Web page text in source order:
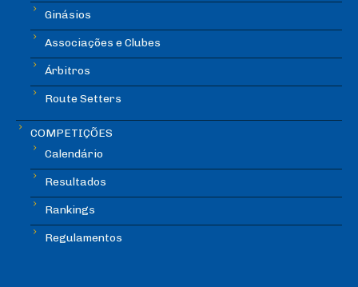
Ginásios
Associações e Clubes
Árbitros
Route Setters
COMPETIÇÕES
Calendário
Resultados
Rankings
Regulamentos